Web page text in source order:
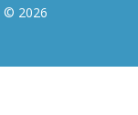
© 2026